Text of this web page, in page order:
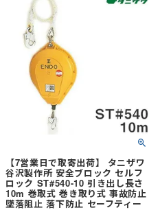
【7営業日で取寄出荷】 タニザワ
谷沢製作所 安全ブロック セルフ
ロック ST#540-10 引き出し長さ
10m 巻取式 巻き取り式 事故防止
墜落阻止 落下防止 セーフティー